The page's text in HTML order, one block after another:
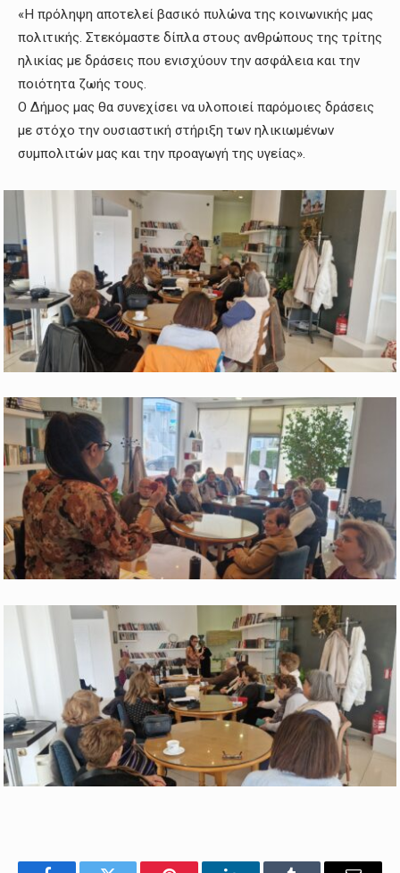
«Η πρόληψη αποτελεί βασικό πυλώνα της κοινωνικής μας
πολιτικής. Στεκόμαστε δίπλα στους ανθρώπους της τρίτης
ηλικίας με δράσεις που ενισχύουν την ασφάλεια και την
ποιότητα ζωής τους.
Ο Δήμος μας θα συνεχίσει να υλοποιεί παρόμοιες δράσεις
με στόχο την ουσιαστική στήριξη των ηλικιωμένων
συμπολιτών μας και την προαγωγή της υγείας».